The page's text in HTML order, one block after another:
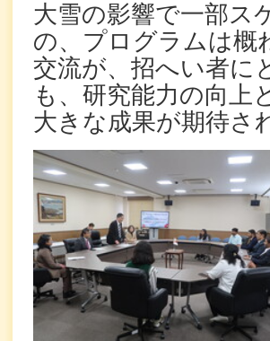
大雪の影響で一部ス
の、プログラムは概
交流が、招へい者に
も、研究能力の向上
大きな成果が期待さ